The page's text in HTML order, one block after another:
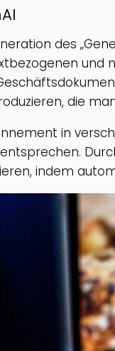
des
und
die
in
indem